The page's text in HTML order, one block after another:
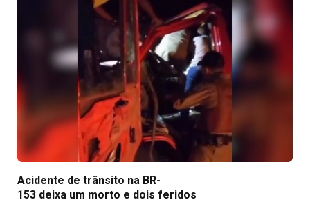
Acidente de trânsito na BR-
153 deixa um morto e dois feridos